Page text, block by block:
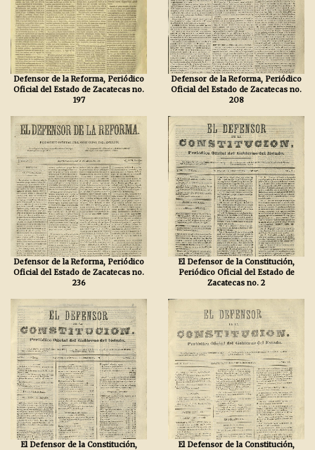
Defensor de la Reforma, Periódico
Oficial del Estado de Zacatecas no.
197
Defensor de la Reforma, Periódico
Oficial del Estado de Zacatecas no.
208
Defensor de la Reforma, Periódico
Oficial del Estado de Zacatecas no.
236
El Defensor de la Constitución,
Periódico Oficial del Estado de
Zacatecas no. 2
El Defensor de la Constitución,
El Defensor de la Constitución,